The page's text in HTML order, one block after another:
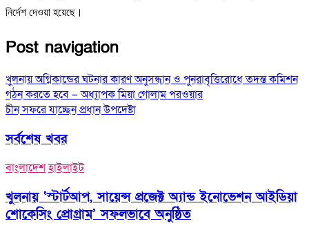
নির্দেশ দেওয়া হয়েছে।
Post navigation
খুলনায় অগ্নিকান্ডের ঘটনার কারণ অনুসন্ধান ও পুনরাবৃত্তিরোধে তদন্ত কমিশন
গঠন করতে হবে – অধ্যাপক মিয়া গোলাম পরওয়ার
চীন সফরে যাচ্ছেন প্রধান উপদেষ্টা
সর্বশেষ খবর
বাংলাদেশহাইলাইট
খুলনায় ‘স্টার্টআপ, সায়েন্স প্রজেক্ট অ্যান্ড ইনোভেশন আইডিয়া
শোকেসিং প্রোগ্রাম’ সফলভাবে অনুষ্ঠিত